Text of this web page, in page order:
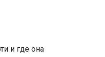
и где она